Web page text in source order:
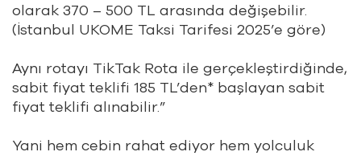
olarak 370 – 500 TL arasında değişebilir.
(İstanbul UKOME Taksi Tarifesi 2025’e göre)
Aynı rotayı TikTak Rota ile gerçekleştirdiğinde,
sabit fiyat teklifi 185 TL’den* başlayan sabit
fiyat teklifi alınabilir.”
Yani hem cebin rahat ediyor hem yolculuk